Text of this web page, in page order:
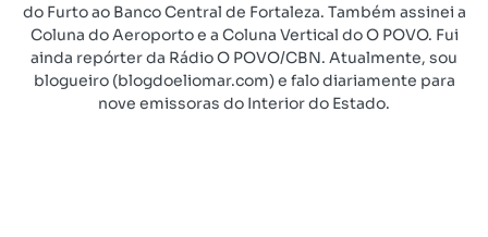
do Furto ao Banco Central de Fortaleza. Também assinei a
Coluna do Aeroporto e a Coluna Vertical do O POVO. Fui
ainda repórter da Rádio O POVO/CBN. Atualmente, sou
blogueiro (blogdoeliomar.com) e falo diariamente para
nove emissoras do Interior do Estado.